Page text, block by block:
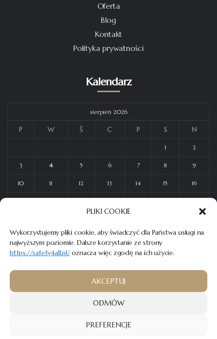
PLIKI COOKIE
Wykorzystujemy pliki cookie, aby świadczyć dla Państwa usługi na
najwyższym poziomie. Dalsze korzystanie ze strony
https://safety4all.pl/oznacza więc zgodę na ich użycie.
AKCEPTUJ
ODMÓW
PREFERENCJE
Oferta
Blog
Kontakt
Polityka prywatności
Kalendarz
sierpień 2026
P W Ś C P S N
1 2
3 4 5 6 7 8 9
10 11 12 13 14 15 16
31
© 2023SAFETY4ALL– Wszelkie prawa zastrzeżone.
Twórca strony:MATEUSZ ŚWIST (MŚ)